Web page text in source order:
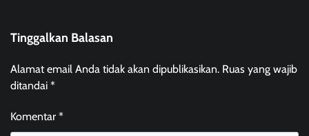
Tinggalkan Balasan
Alamat email Anda tidak akan dipublikasikan. Ruas yang wajib
ditandai *
Komentar *